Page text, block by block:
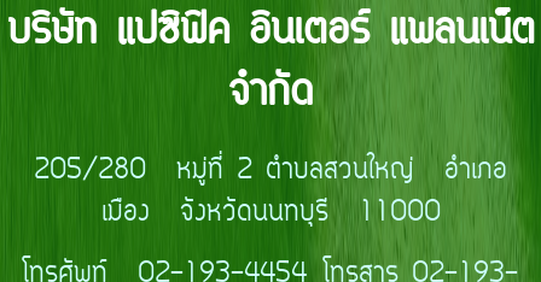
บริษัท แปซิฟิค อินเตอร์ แพลนเน็ต
จำกัด
205/280 หมู่ที่ 2 ตำบลสวนใหญ่ อำเภอ
เมือง จังหวัดนนทบุรี 11000